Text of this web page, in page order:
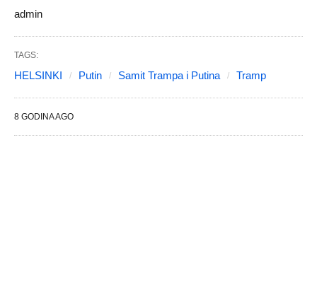
admin
TAGS:
HELSINKI Putin Samit Trampa i Putina Tramp
8 GODINA AGO